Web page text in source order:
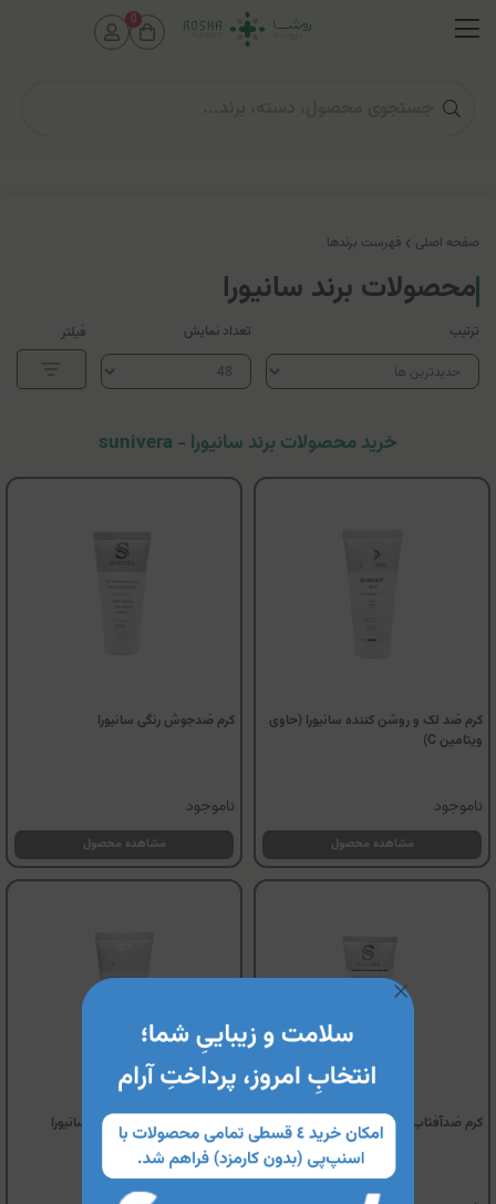
صفحه اصلی فهرست برندها
محصولات برند سانیورا
ترتیب تعداد نمایش فیلتر
خرید محصولات برند سانیورا - sunivera
کرم ضد لک و روشن کننده سانیورا (حاوی
ویتامین C)
ناموجود
مشاهده محصول
کرم ضدجوش رنگی سانیورا
ناموجود
مشاهده محصول
کرم ضدآفتاب بی رنگ سانیورا (SPF50)
کرم ضدآفتاب پوست خشک سانیورا
(SPF50)
0